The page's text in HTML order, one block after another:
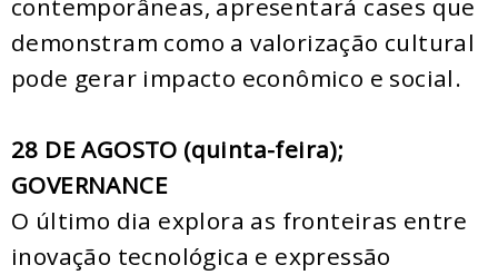
contemporâneas, apresentará cases que
demonstram como a valorização cultural
pode gerar impacto econômico e social.
28 DE AGOSTO (quinta-feira);
GOVERNANCE
O último dia explora as fronteiras entre
inovação tecnológica e expressão